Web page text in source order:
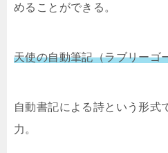
めることができる。
天使の自動筆記（ラブリーゴ
自動書記による詩という形式
力。